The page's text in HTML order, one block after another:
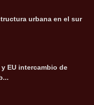
urbana en el sur
EU intercambio de